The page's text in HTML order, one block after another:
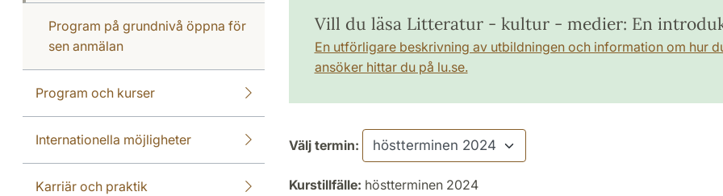
Program på grundnivå öppna för
sen anmälan
Program och kurser
Internationella möjligheter
Karriär och praktik
Vill du läsa Litteratur - kultur - medier: En
En utförligare beskrivning av utbildningen och information om hur
ansöker hittar du på lu.se.
Välj termin:
Kurstillfälle: höstterminen 2024